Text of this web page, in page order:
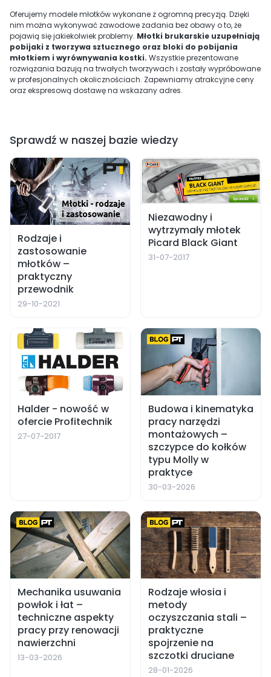
Oferujemy modele młotków wykonane z ogromną precyzją. Dzięki
nim można wykonywać zawodowe zadania bez obawy o to, że
pojawią się jakiekolwiek problemy. Młotki brukarskie uzupełniają
pobijaki z tworzywa sztucznego oraz bloki do pobijania
młotkiem i wyrównywania kostki. Wszystkie prezentowane
rozwiązania bazują na trwałych tworzywach i zostały wypróbowane
w profesjonalnych okolicznościach. Zapewniamy atrakcyjne ceny
oraz ekspresową dostawę na wskazany adres.
Sprawdź w naszej bazie wiedzy
Rodzaje i
zastosowanie
młotków –
praktyczny
przewodnik
29-10-2021
Niezawodny i
wytrzymały młotek
Picard Black Giant
31-07-2017
Halder - nowość w
ofercie Profitechnik
27-07-2017
Budowa i kinematyka
pracy narzędzi
montażowych –
szczypce do kołków
typu Molly w
praktyce
30-03-2026
Mechanika usuwania
powłok i łat –
techniczne aspekty
pracy przy renowacji
nawierzchni
13-03-2026
Rodzaje włosia i
metody
oczyszczania stali –
praktyczne
spojrzenie na
szczotki druciane
28-01-2026